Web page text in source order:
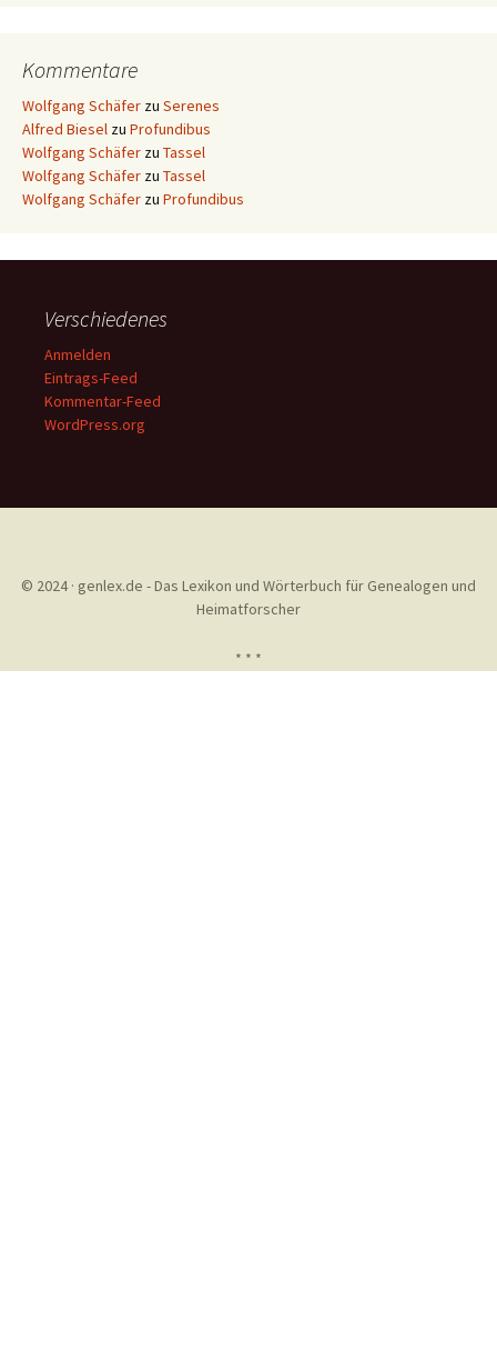
Kommentare
Wolfgang Schäfer zu Serenes
Alfred Biesel zu Profundibus
Wolfgang Schäfer zu Tassel
Wolfgang Schäfer zu Tassel
Wolfgang Schäfer zu Profundibus
Verschiedenes
Anmelden
Eintrags-Feed
Kommentar-Feed
WordPress.org
© 2024 · genlex.de - Das Lexikon und Wörterbuch für Genealogen und
Heimatforscher
* * *